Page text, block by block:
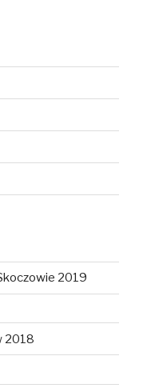
2019
2018